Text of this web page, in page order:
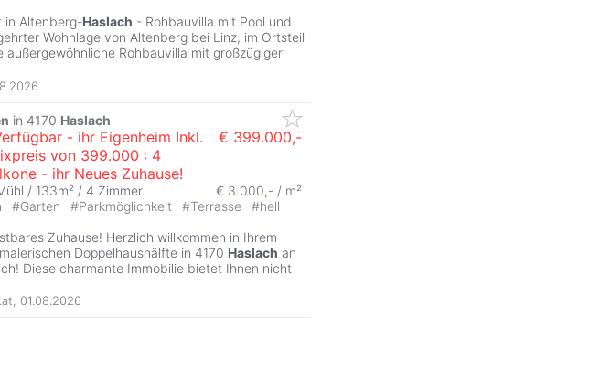
in Altenberg-Haslach - Rohbauvilla mit Pool und
Wohnlage von Altenberg bei Linz, im Ortsteil
außergewöhnliche Rohbauvilla mit großzügiger
in 4170 Haslach
- ihr Eigenheim Inkl.
von 399.000 : 4
- ihr Neues Zuhause!
€ 399.000,-
/ 133m² / 4 Zimmer € 3.000,- / m²
#Garten #Parkmöglichkeit #Terrasse #hell
Zuhause! Herzlich willkommen in Ihrem
Doppelhaushälfte in 4170 Haslach an
Diese charmante Immobilie bietet Ihnen nicht
, 01.08.2026